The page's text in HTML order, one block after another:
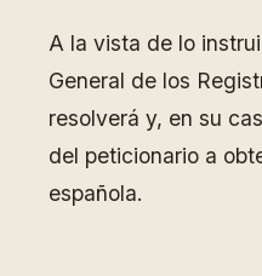
A la vista de lo
General de los
resolverá y, en su
del peticionario a
española.